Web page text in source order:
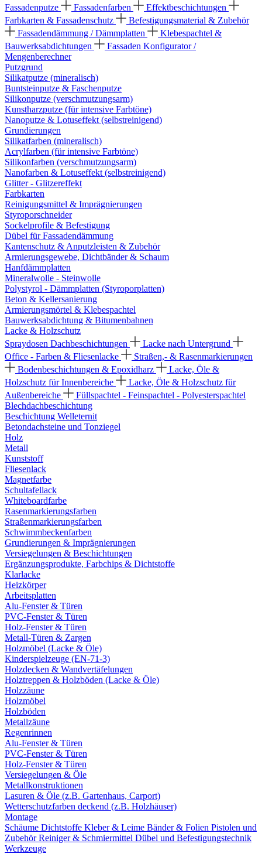
Fassadenputze
Fassadenfarben
Effektbeschichtungen
Farbkarten & Fassadenschutz
Befestigungsmaterial & Zubehör
Fassadendämmung / Dämmplatten
Klebespachtel &
Bauwerksabdichtungen
Fassaden Konfigurator /
Mengenberechner
Putzgrund
Silikatputze (mineralisch)
Buntsteinputze & Faschenputze
Silikonputze (verschmutzungsarm)
Kunstharzputze (für intensive Farbtöne)
Nanoputze & Lotuseffekt (selbstreinigend)
Grundierungen
Silikatfarben (mineralisch)
Acrylfarben (für intensive Farbtöne)
Silikonfarben (verschmutzungsarm)
Nanofarben & Lotuseffekt (selbstreinigend)
Glitter - Glitzereffekt
Farbkarten
Reinigungsmittel & Imprägnierungen
Styroporschneider
Sockelprofile & Befestigung
Dübel für Fassadendämmung
Kantenschutz & Anputzleisten & Zubehör
Armierungsgewebe, Dichtbänder & Schaum
Hanfdämmplatten
Mineralwolle - Steinwolle
Polystyrol - Dämmplatten (Styroporplatten)
Beton & Kellersanierung
Armierungsmörtel & Klebespachtel
Bauwerksabdichtung & Bitumenbahnen
Lacke & Holzschutz
Spraydosen Dachbeschichtungen
Lacke nach Untergrund
Office - Farben & Fliesenlacke
Straßen,- & Rasenmarkierungen
Bodenbeschichtungen & Epoxidharz
Lacke, Öle &
Holzschutz für Innenbereiche
Lacke, Öle & Holzschutz für
Außenbereiche
Füllspachtel - Feinspachtel - Polyesterspachtel
Blechdachbeschichtung
Beschichtung Welleternit
Betondachsteine und Tonziegel
Holz
Metall
Kunststoff
Fliesenlack
Magnetfarbe
Schultafellack
Whiteboardfarbe
Rasenmarkierungsfarben
Straßenmarkierungsfarben
Schwimmbeckenfarben
Grundierungen & Imprägnierungen
Versiegelungen & Beschichtungen
Ergänzungsprodukte, Farbchips & Dichtstoffe
Klarlacke
Heizkörper
Arbeitsplatten
Alu-Fenster & Türen
PVC-Fenster & Türen
Holz-Fenster & Türen
Metall-Türen & Zargen
Holzmöbel (Lacke & Öle)
Kinderspielzeuge (EN-71-3)
Holzdecken & Wandvertäfelungen
Holztreppen & Holzböden (Lacke & Öle)
Holzzäune
Holzmöbel
Holzböden
Metallzäune
Regenrinnen
Alu-Fenster & Türen
PVC-Fenster & Türen
Holz-Fenster & Türen
Versiegelungen & Öle
Metallkonstruktionen
Lasuren & Öle (z.B. Gartenhaus, Carport)
Wetterschutzfarben deckend (z.B. Holzhäuser)
Montage
Schäume Dichtstoffe Kleber & Leime Bänder & Folien Pistolen und
ZubehörReiniger & Schmiermittel Dübel und Befestigungstechnik
Werkzeuge